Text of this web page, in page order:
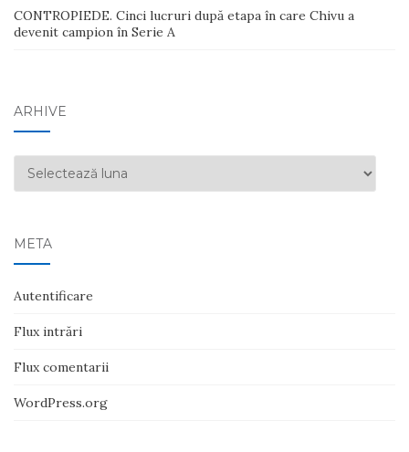
CONTROPIEDE. Cinci lucruri după etapa în care Chivu a
devenit campion în Serie A
ARHIVE
Arhive
META
Autentificare
Flux intrări
Flux comentarii
WordPress.org